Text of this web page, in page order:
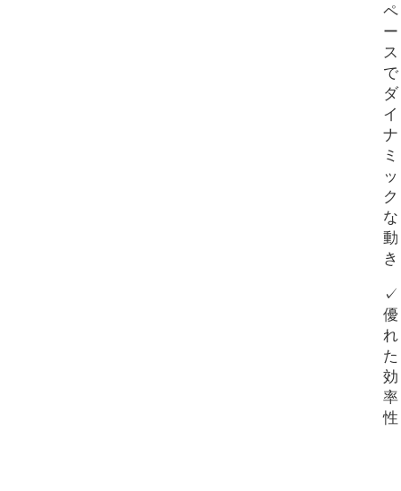
ペ
ー
ス
で
ダ
イ
ナ
ミ
ッ
ク
な
動
き
✓
優
れ
た
効
率
性